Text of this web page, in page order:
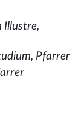
Illustre,
Pfarrer